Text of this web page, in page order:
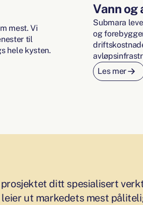
mest. Vi
til
hele kysten.
Vann og
Submara
og
Les mer
ditt spesialisert
ditt spesialisert
leier ut markedets mest